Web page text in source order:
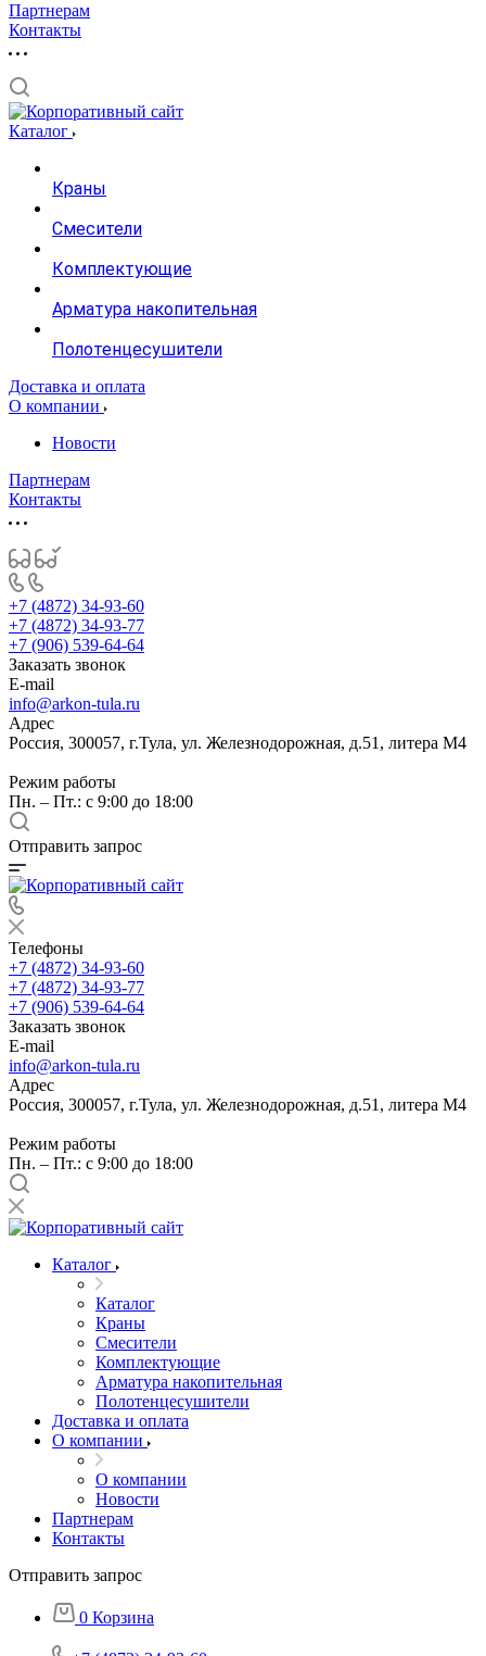
Партнерам
Контакты
Каталог
Краны
Смесители
Комплектующие
Арматура накопительная
Полотенцесушители
Доставка и оплата
О компании
Новости
Партнерам
Контакты
+7 (4872) 34-93-60
+7 (4872) 34-93-77
+7 (906) 539-64-64
Заказать звонок
E-mail
info@arkon-tula.ru
Адрес
Россия, 300057, г.Тула, ул. Железнодорожная, д.51, литера М4
Режим работы
Пн. – Пт.: с 9:00 до 18:00
Отправить запрос
Телефоны
+7 (4872) 34-93-60
+7 (4872) 34-93-77
+7 (906) 539-64-64
Заказать звонок
E-mail
info@arkon-tula.ru
Адрес
Россия, 300057, г.Тула, ул. Железнодорожная, д.51, литера М4
Режим работы
Пн. – Пт.: с 9:00 до 18:00
Каталог
Каталог
Краны
Смесители
Комплектующие
Арматура накопительная
Полотенцесушители
Доставка и оплата
О компании
О компании
Новости
Партнерам
Контакты
Отправить запрос
0 Корзина